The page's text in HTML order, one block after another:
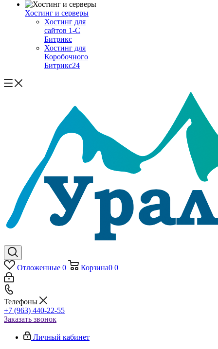
Хостинг и серверы
Хостинг для
сайтов 1-C
Битрикс
Хостинг для
Коробочного
Битрикс24
Отложенные 0 Корзина0 0
Телефоны
+7 (963) 440-22-55
Заказать звонок
Личный кабинет